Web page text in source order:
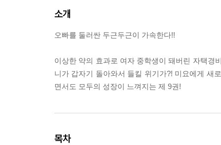
소개
오빠를 둘러싼 두근두근이 가속한다!!
이상한 약의 효과로 여자 중학생이 돼버린 자택경
니가 갑자기 돌아와서 들킬 위기가?! 미요에게 새
면서도 모두의 성장이 느껴지는 제 9권!
목차